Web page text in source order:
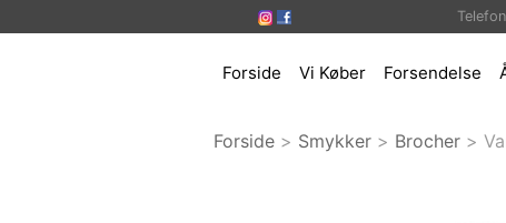
Forside Vi Køber Forsendelse
Forside > Smykker > Brocher >